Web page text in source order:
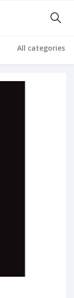
All categories